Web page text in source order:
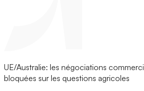
UE/Australie: les négociations
bloquées sur les questions agricoles